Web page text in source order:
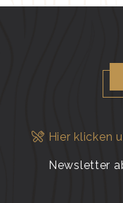
Hier klicken
Newsletter